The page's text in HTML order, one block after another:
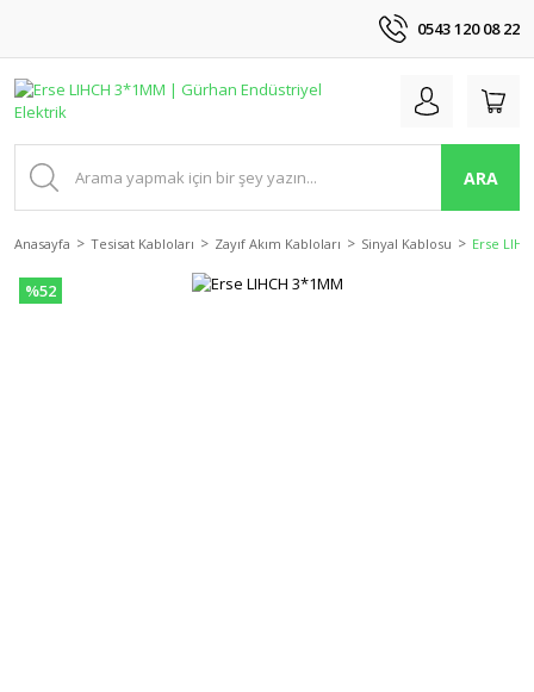
0543 120 08 22
ARA
Anasayfa Tesisat Kabloları Zayıf Akım Kabloları Sinyal Kablosu Erse
%52